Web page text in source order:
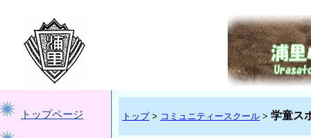
トップページ トップ> コミュニティースクール > 学童ス